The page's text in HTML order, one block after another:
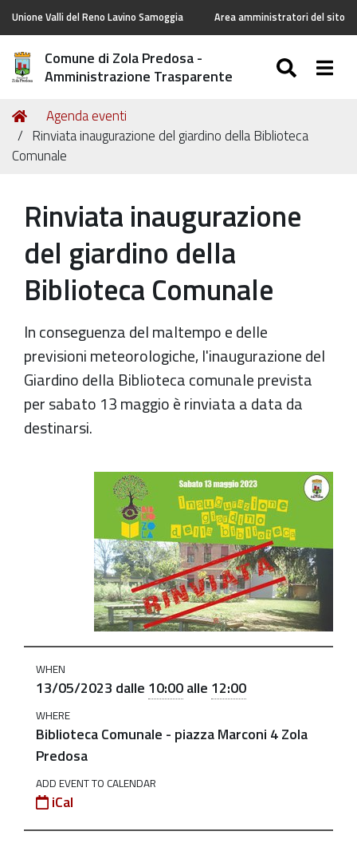
Unione Valli del Reno Lavino Samoggia Area amministratori del sito
Comune di Zola Predosa -
Amministrazione Trasparente
Tu
sei
qui:
Home
Agenda eventi
Rinviata inaugurazione del giardino della Biblioteca
Comunale
Rinviata inaugurazione
del giardino della
Biblioteca Comunale
In conseguenza del maltempo e delle
previsioni meteorologiche, l'inaugurazione del
Giardino della Biblioteca comunale prevista
per sabato 13 maggio è rinviata a data da
destinarsi.
https://old.comune.zolapredosa.bo.it/events/
inaugurazione
giardino
Biblioteca
Comunale
05-
13T10:00:00+02:00
WHEN
13/05/2023 dalle 10:00alle 12:00
WHERE
Biblioteca Comunale - piazza Marconi 4 Zola
Predosa
ADD EVENT TO CALENDAR
iCal